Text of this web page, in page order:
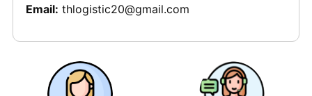
Email: thlogistic20@gmail.com